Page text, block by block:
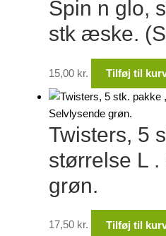
Spin n glo,
stk æske.
15,00 kr. Tilføj til
Twisters, 5
størrelse L
grøn.
17,50 kr. Tilføj til